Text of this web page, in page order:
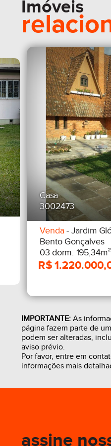
Imóveis
Casa
3002473
Venda- Jardim
Bento Gonçalves
03 dorm.
IMPORTANTE:As
página fazem parte de
podem ser alteradas,
aviso prévio.
Por favor, entre em
informações mais
assine